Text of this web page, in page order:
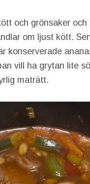
och grönsaker
om ljust kött.
konserverade
vill ha grytan lite
maträtt.